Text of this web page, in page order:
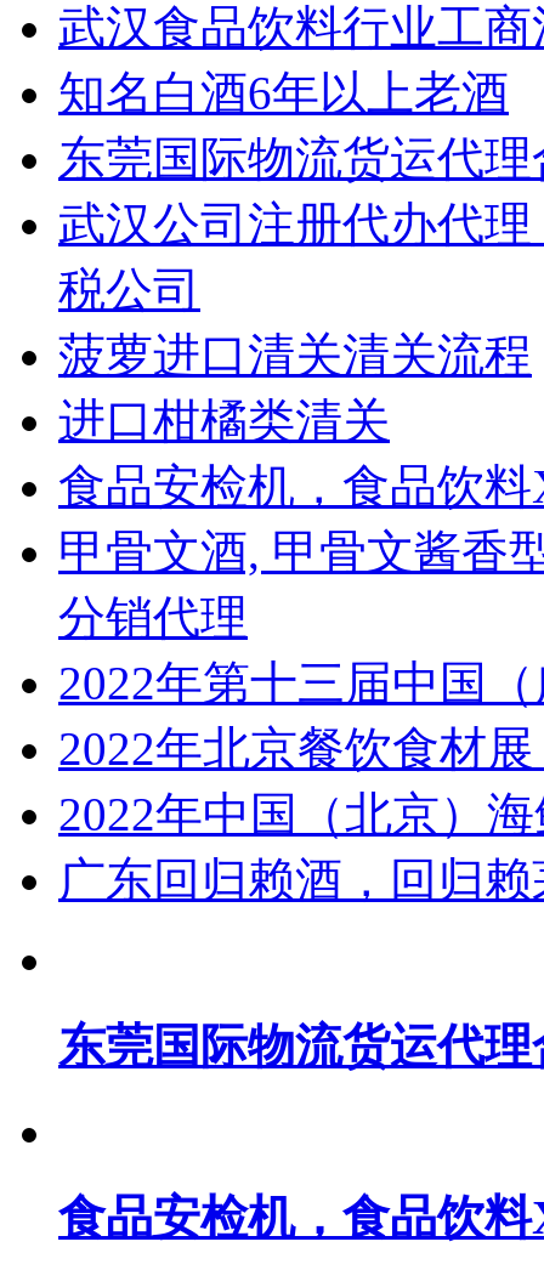
武汉食品饮料行业工
知名白酒6年以上老酒
东莞国际物流货运代
武汉公司注册代办代
税公司
菠萝进口清关清关流程
进口柑橘类清关
食品安检机，食品饮
甲骨文酒, 甲骨文酱香
分销代理
2022年第十三届中国
2022年北京餐饮食材
2022年中国（北京）
广东回归赖酒，回归
东莞国际物流货运代
食品安检机，食品饮